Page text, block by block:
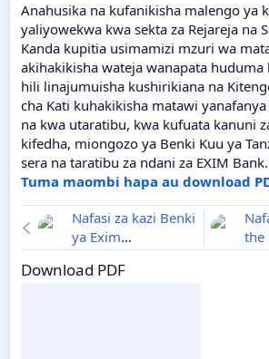
Anahusika na kufanikisha malengo ya
yaliyowekwa kwa sekta za Rejareja na
Kanda kupitia usimamizi mzuri wa
akihakikisha wateja wanapata huduma
hili linajumuisha kushirikiana na
cha Kati kuhakikisha matawi
na kwa utaratibu, kwa kufuata kanuni
kifedha, miongozo ya Benki Kuu ya
sera na taratibu za ndani za EXIM Bank.
Tuma maombi hapa au download
Nafasi za kazi Benki
ya Exim
wametangaza Ajira
za Application
the
Download PDF